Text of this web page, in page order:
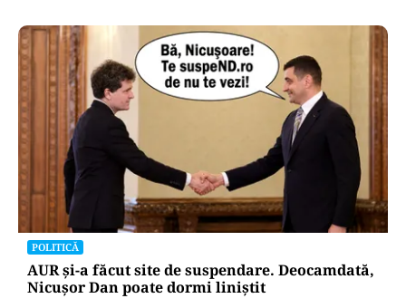
POLITICĂ
AUR și-a făcut site de suspendare. Deocamdată,
Nicușor Dan poate dormi liniștit